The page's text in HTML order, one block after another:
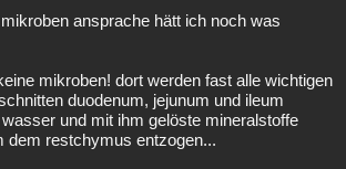
ansprache hätt ich noch was
mikroben! dort werden fast alle wichtigen
duodenum, jejunum und ileum
und mit ihm gelöste mineralstoffe
dem restchymus entzogen...